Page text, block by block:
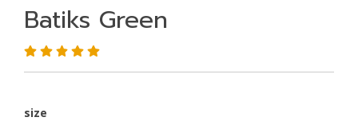
Batiks Green
size